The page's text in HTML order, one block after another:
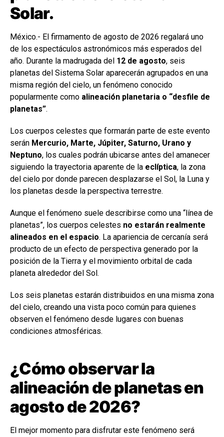
Solar.
México.- El firmamento de agosto de 2026 regalará uno
de los espectáculos astronómicos más esperados del
año. Durante la madrugada del 12 de agosto, seis
planetas del Sistema Solar aparecerán agrupados en una
misma región del cielo, un fenómeno conocido
popularmente como alineación planetaria o “desfile de
planetas”.
Los cuerpos celestes que formarán parte de este evento
serán Mercurio, Marte, Júpiter, Saturno, Urano y
Neptuno, los cuales podrán ubicarse antes del amanecer
siguiendo la trayectoria aparente de la eclíptica, la zona
del cielo por donde parecen desplazarse el Sol, la Luna y
los planetas desde la perspectiva terrestre.
Aunque el fenómeno suele describirse como una “línea de
planetas”, los cuerpos celestes no estarán realmente
alineados en el espacio. La apariencia de cercanía será
producto de un efecto de perspectiva generado por la
posición de la Tierra y el movimiento orbital de cada
planeta alrededor del Sol.
Los seis planetas estarán distribuidos en una misma zona
del cielo, creando una vista poco común para quienes
observen el fenómeno desde lugares con buenas
condiciones atmosféricas.
¿Cómo observar la
alineación de planetas en
agosto de 2026?
El mejor momento para disfrutar este fenómeno será